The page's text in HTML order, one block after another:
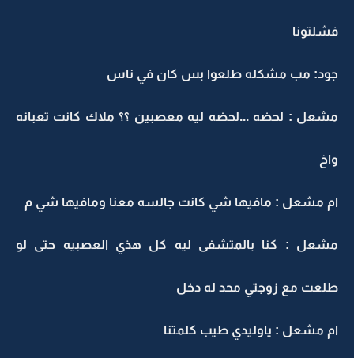
فشلتونا
جود: مب مشكله طلعوا بس كان في ناس
مشعل : لحضه ...لحضه ليه معصبين ؟؟ ملاك كانت تعبانه
واخ
ام مشعل : مافيها شي كانت جالسه معنا ومافيها شي م
مشعل : كنا بالمتشفى ليه كل هذي العصبيه حتى لو
طلعت مع زوجتي محد له دخل
ام مشعل : ياوليدي طيب كلمتنا